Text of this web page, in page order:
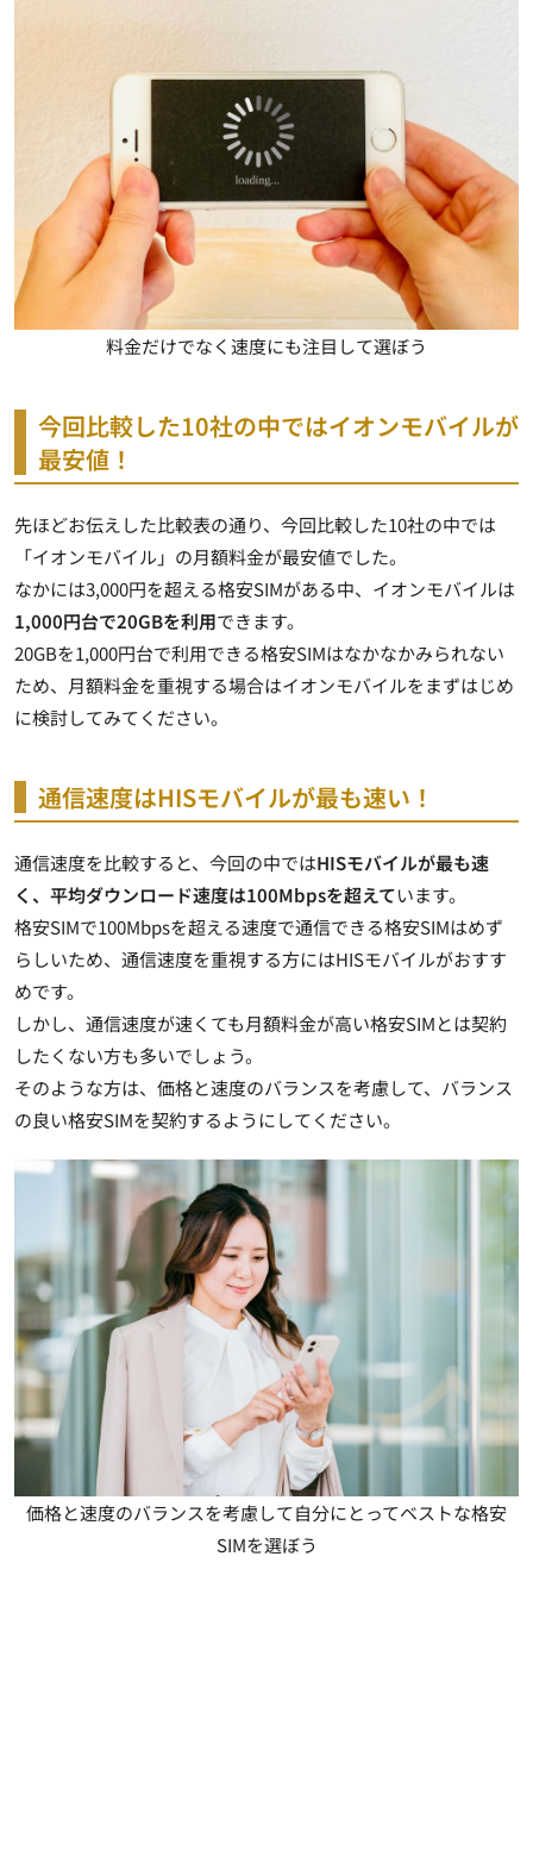
料金だけでなく速度にも注目して選ぼう
今回比較した10社の中ではイオンモバイルが
最安値！
先ほどお伝えした比較表の通り、今回比較した10社の中では
「イオンモバイル」の月額料金が最安値でした。
なかには3,000円を超える格安SIMがある中、イオンモバイルは
1,000円台で20GBを利用できます。
20GBを1,000円台で利用できる格安SIMはなかなかみられない
ため、月額料金を重視する場合はイオンモバイルをまずはじめ
に検討してみてください。
通信速度はHISモバイルが最も速い！
通信速度を比較すると、今回の中ではHISモバイルが最も速
く、平均ダウンロード速度は100Mbpsを超えています。
格安SIMで100Mbpsを超える速度で通信できる格安SIMはめず
らしいため、通信速度を重視する方にはHISモバイルがおすす
めです。
しかし、通信速度が速くても月額料金が高い格安SIMとは契約
したくない方も多いでしょう。
そのような方は、価格と速度のバランスを考慮して、バランス
の良い格安SIMを契約するようにしてください。
価格と速度のバランスを考慮して自分にとってベストな格安
SIMを選ぼう